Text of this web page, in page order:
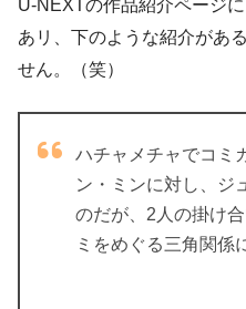
U-NEXTの作品紹介ページ
あリ、下のような紹介があ
せん。（笑）
ハチャメチャでコミ
ン・ミンに対し、ジ
のだが、2人の掛け
ミをめぐる三角関係